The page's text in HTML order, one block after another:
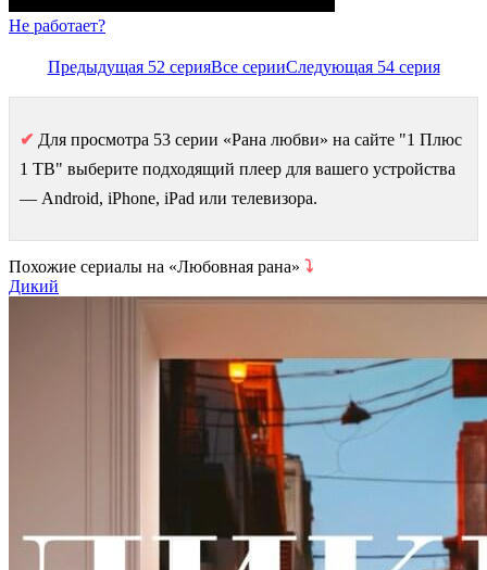
Не работает?
Предыдущая 52 серияВсе серииСледующая 54 серия
✔ Для просмотра 53 серии «Рана любви» на сайте "1 Плюс
1 ТВ" выберите подходящий плеер для вашего устройства
— Android, iPhone, iPad или телевизора.
Похожие сериалы на «Любовная рана» ⤵
Дикий